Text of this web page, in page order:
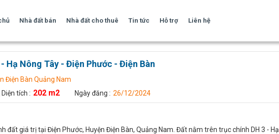
Nhà đất bán Nhà đất cho thuê Tin tức Hỗ trợ Liên hệ
Hạ Nông Tây - Điện Phước - Điện Bàn
Điện Bàn Quảng Nam
Diện tích : 202 m2 Ngày đăng : 26/12/2024
đất giá trị tại Điện Phước, Huyện Điện Bàn, Quảng Nam. Đất nằm trên trục chính DH 3 - Hạ